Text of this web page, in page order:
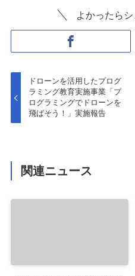
よかったらシ
ドローンを活用したプログ
ラミング教育実施事業「プ
ログラミングでドローンを
飛ばそう！」実施報告
関連ニュース